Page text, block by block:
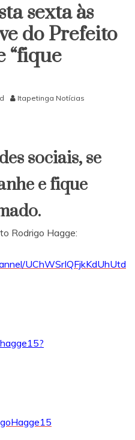
sexta às
do Prefeito
“fique
Itapetinga Notícias
sociais, se
e fique
Rodrigo Hagge:
UChWSrIQFjkKdUhUtd